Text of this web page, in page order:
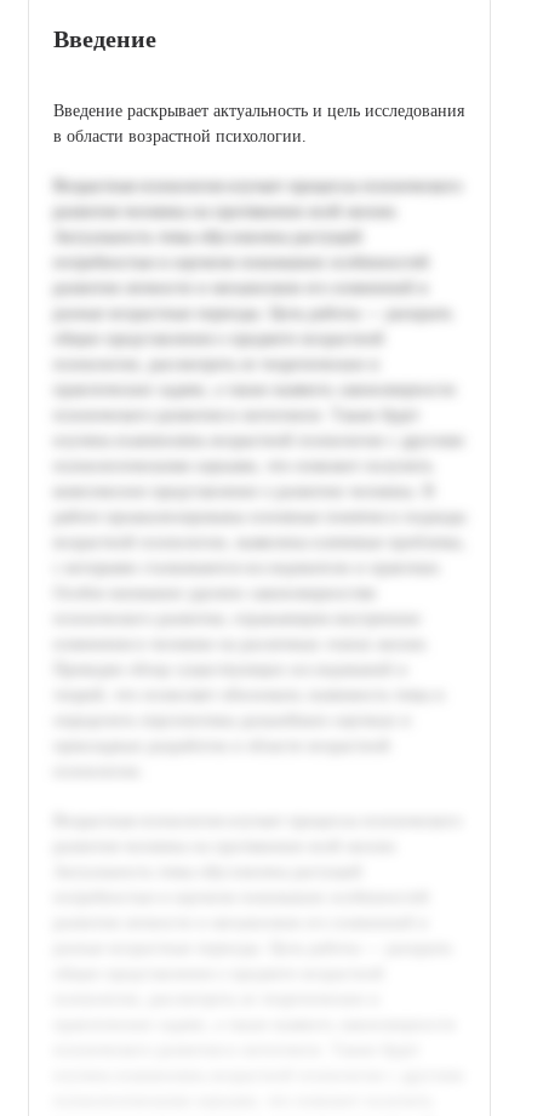
Введение
Введение раскрывает актуальность и цель исследования
в области возрастной психологии.